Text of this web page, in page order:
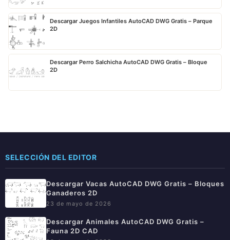
Descargar Juegos Infantiles AutoCAD DWG Gratis – Parque
2D
Descargar Perro Salchicha AutoCAD DWG Gratis – Bloque
2D
SELECCIÓN DEL EDITOR
Descargar Vacas AutoCAD DWG Gratis – Bloques
Ganaderos 2D
23 de mayo de 2026
Descargar Animales AutoCAD DWG Gratis –
Fauna 2D CAD